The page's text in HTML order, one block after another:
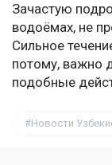
Зачастую
водоёмах, не
Сильное
потому, важно
подобные
Новости